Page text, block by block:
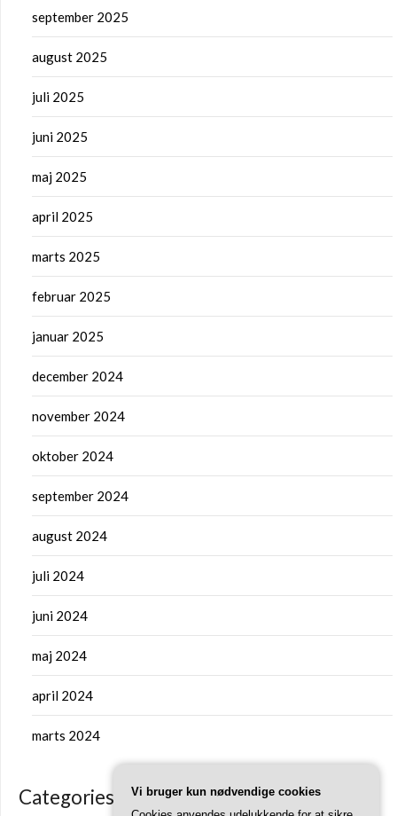
september 2025
august 2025
juli 2025
juni 2025
maj 2025
april 2025
marts 2025
februar 2025
januar 2025
december 2024
november 2024
oktober 2024
september 2024
august 2024
juli 2024
juni 2024
maj 2024
april 2024
marts 2024
Categories
Vi bruger kun nødvendige cookies